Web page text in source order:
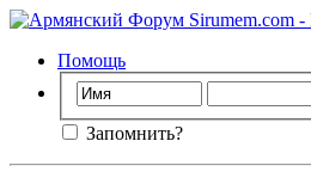
Помощь
Запомнить?